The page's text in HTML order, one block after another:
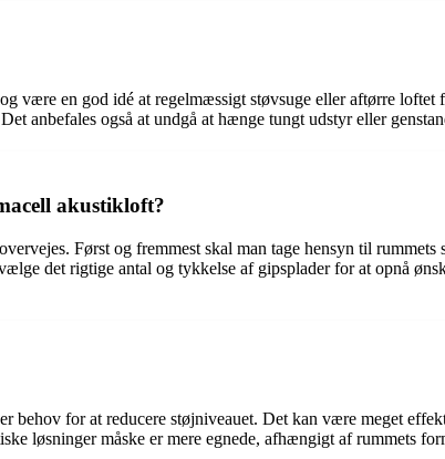
være en god idé at regelmæssigt støvsuge eller aftørre
anbefales også at undgå at hænge tungt udstyr eller
akustikloft?
Først og fremmest skal man tage hensyn til
det rigtige antal og tykkelse af gipsplader for at opnå
behov for at reducere støjniveauet. Det kan være meget
løsninger måske er mere egnede, afhængigt af rummets